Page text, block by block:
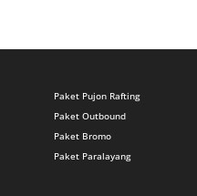
Paket Pujon Rafting
Paket Outbound
Paket Bromo
Paket Paralayang